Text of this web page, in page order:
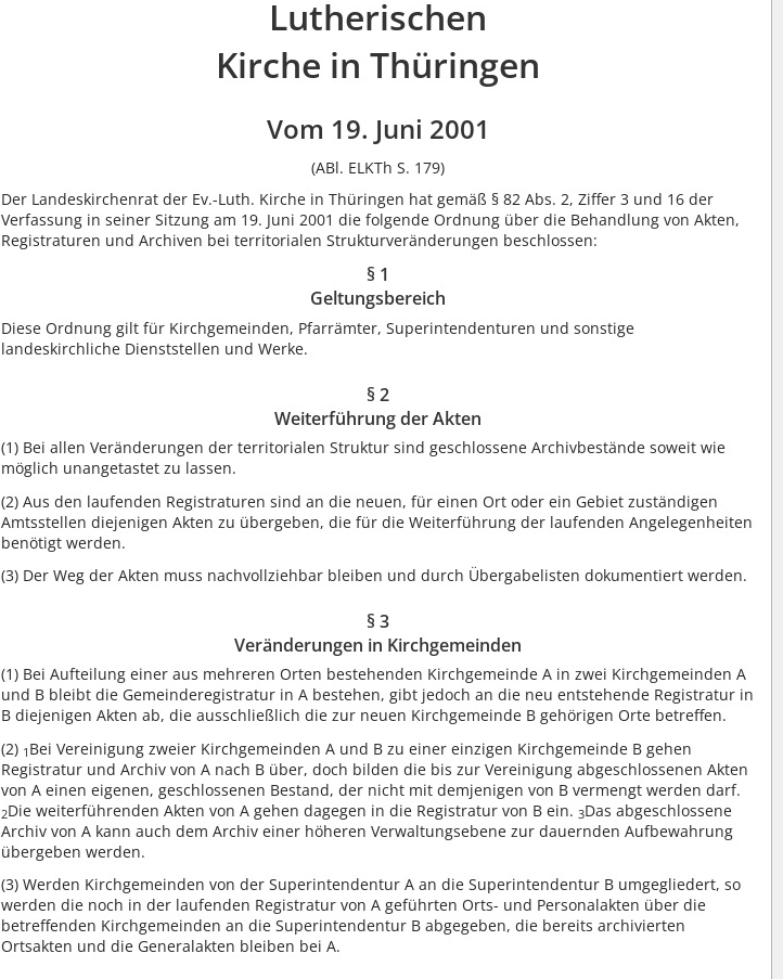
Lutherischen
Kirche in Thüringen
Vom 19. Juni 2001
(ABl. ELKTh S. 179)
Der Landeskirchenrat der Ev.-Luth. Kirche in Thüringen hat gemäß § 82 Abs. 2, Ziffer 3 und 16 der
Verfassung in seiner Sitzung am 19. Juni 2001 die folgende Ordnung über die Behandlung von Akten,
Registraturen und Archiven bei territorialen Strukturveränderungen beschlossen:
§ 1
Geltungsbereich
Diese Ordnung gilt für Kirchgemeinden, Pfarrämter, Superintendenturen und sonstige
landeskirchliche Dienststellen und Werke.
§ 2
Weiterführung der Akten
(1) Bei allen Veränderungen der territorialen Struktur sind geschlossene Archivbestände soweit wie
möglich unangetastet zu lassen.
(2) Aus den laufenden Registraturen sind an die neuen, für einen Ort oder ein Gebiet zuständigen
Amtsstellen diejenigen Akten zu übergeben, die für die Weiterführung der laufenden Angelegenheiten
benötigt werden.
(3) Der Weg der Akten muss nachvollziehbar bleiben und durch Übergabelisten dokumentiert werden.
§ 3
Veränderungen in Kirchgemeinden
(1) Bei Aufteilung einer aus mehreren Orten bestehenden Kirchgemeinde A in zwei Kirchgemeinden A
und B bleibt die Gemeinderegistratur in A bestehen, gibt jedoch an die neu entstehende Registratur in
B diejenigen Akten ab, die ausschließlich die zur neuen Kirchgemeinde B gehörigen Orte betreffen.
(2) 1 Bei Vereinigung zweier Kirchgemeinden A und B zu einer einzigen Kirchgemeinde B gehen
Registratur und Archiv von A nach B über, doch bilden die bis zur Vereinigung abgeschlossenen Akten
von A einen eigenen, geschlossenen Bestand, der nicht mit demjenigen von B vermengt werden darf.
2Die weiterführenden Akten von A gehen dagegen in die Registratur von B ein.3Das abgeschlossene
Archiv von A kann auch dem Archiv einer höheren Verwaltungsebene zur dauernden Aufbewahrung
übergeben werden.
(3) Werden Kirchgemeinden von der Superintendentur A an die Superintendentur B umgegliedert, so
werden die noch in der laufenden Registratur von A geführten Orts- und Personalakten über die
betreffenden Kirchgemeinden an die Superintendentur B abgegeben, die bereits archivierten
Ortsakten und die Generalakten bleiben bei A.